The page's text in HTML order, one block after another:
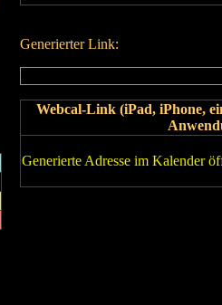
Generierter Link:
Webcal-Link (iPad, iPhone,
Generierte Adresse im Kalender